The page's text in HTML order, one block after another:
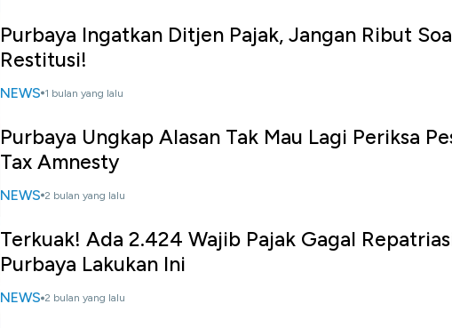
Purbaya Ingatkan Ditjen Pajak, Jangan Ribut
Restitusi!
NEWS 1 bulan yang lalu
Purbaya Ungkap Alasan Tak Mau Lagi Periksa
Tax Amnesty
NEWS 2 bulan yang lalu
Terkuak! Ada 2.424 Wajib Pajak Gagal
Purbaya Lakukan Ini
NEWS 2 bulan yang lalu